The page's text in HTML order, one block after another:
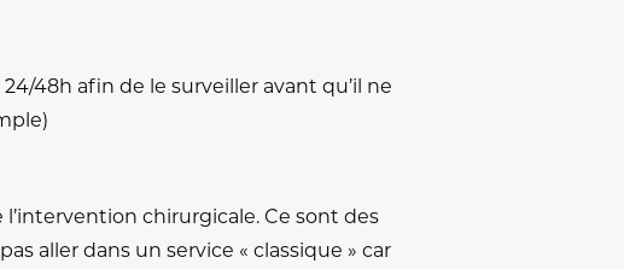
48h afin de le surveiller avant qu’il ne
chirurgicale. Ce sont des
aller dans un service « classique » car